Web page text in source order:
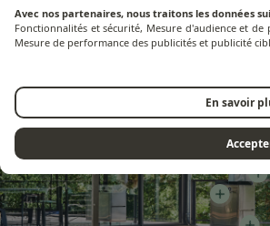
Avec nos partenaires, nous traitons les données
Fonctionnalités et sécurité, Mesure d'audience et
Mesure de performance des publicités et publicité
En savoir